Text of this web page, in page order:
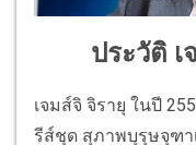
ประวัติ
เจมส์จิ จิรายุ ในปี
รีส์ชุด สุภาพบุรุษจุฑ